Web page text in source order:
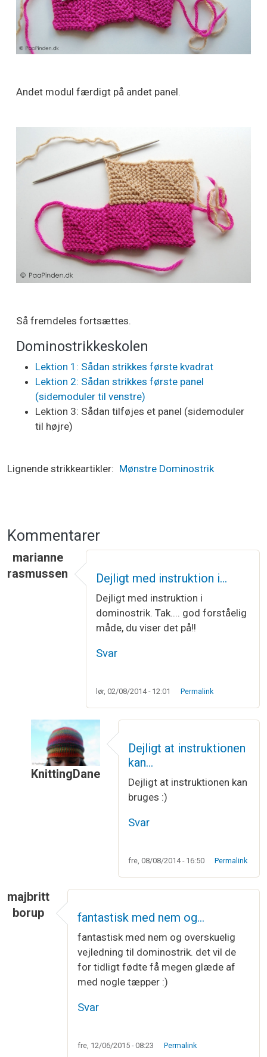
Andet modul færdigt på andet panel.
Så fremdeles fortsættes.
Dominostrikkeskolen
Lektion 1: Sådan strikkes første kvadrat
Lektion 2: Sådan strikkes første panel
(sidemoduler til venstre)
Lektion 3: Sådan tilføjes et panel (sidemoduler
til højre)
Lignende strikkeartikler Mønstre Dominostrik
Kommentarer
marianne
rasmussen
Dejligt med instruktion i…
Dejligt med instruktion i
dominostrik. Tak.... god forståelig
måde, du viser det på!!
Svar
lør, 02/08/2014 - 12:01 Permalink
KnittingDane
Dejligt med instruktion i…af
Dejligt at instruktionen
kan…
Dejligt at instruktionen kan
bruges :)
Svar
fre, 08/08/2014 - 16:50 Permalink
majbritt
borup
fantastisk med nem og…
fantastisk med nem og overskuelig
vejledning til dominostrik. det vil de
for tidligt fødte få megen glæde af
med nogle tæpper :)
Svar
fre, 12/06/2015 - 08:23 Permalink